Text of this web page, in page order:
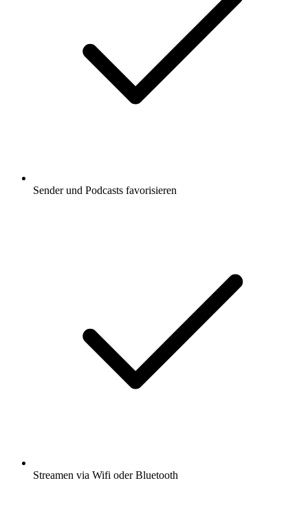
Sender und Podcasts favorisieren
Streamen via Wifi oder Bluetooth